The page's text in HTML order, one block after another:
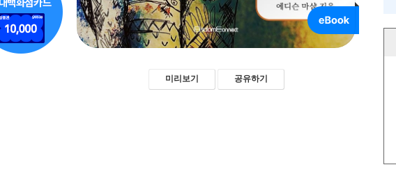
미리보기 공유하기